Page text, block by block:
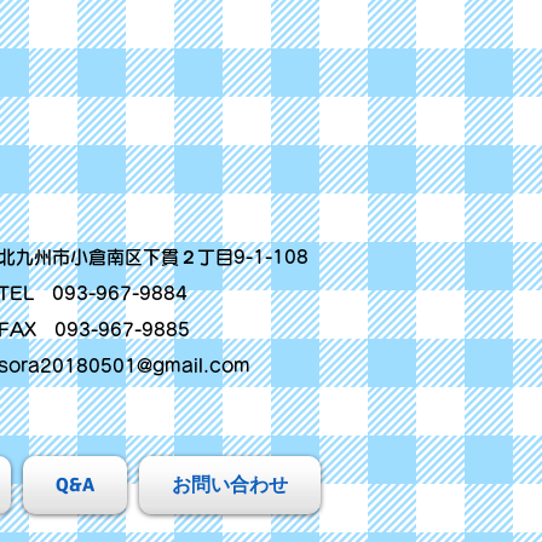
九州市小倉南区下貫２丁目9-1-108
093-967-9884
093-967-9885
Q&A お問い合わせ